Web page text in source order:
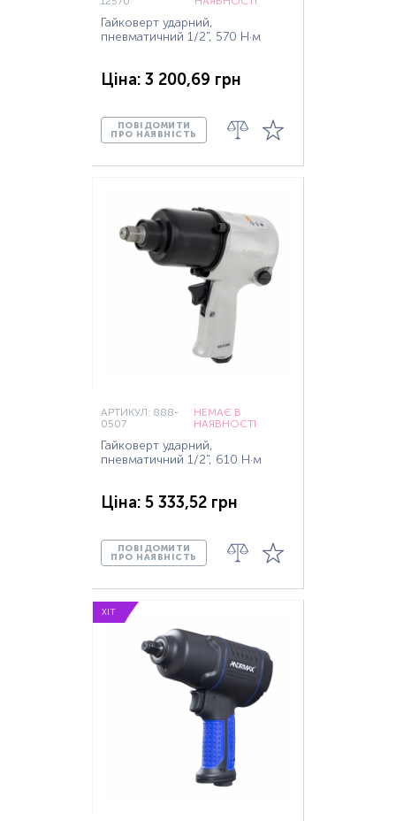
Гайковерт ударний,
пневматичний 1/2", 570 Н·м
Ціна: 3 200,69 грн
ПОВІДОМИТИ
ПРО НАЯВНІСТЬ
АРТИКУЛ: 888-
0507
НЕМАЄ В
НАЯВНОСТІ
Гайковерт ударний,
пневматичний 1/2", 610 Н·м
Ціна: 5 333,52 грн
ПОВІДОМИТИ
ПРО НАЯВНІСТЬ
ХІТ